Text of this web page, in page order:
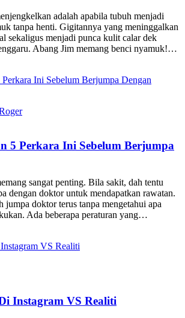
adalah apabila tubuh menjadi
tanpa henti. Gigitannya yang meninggalkan
sekaligus menjadi punca kulit calar dek
Abang Jim memang benci nyamuk!…
5 Perkara Ini Sebelum Berjumpa
sangat penting. Bila sakit, dah tentu
dengan doktor untuk mendapatkan rawatan.
jumpa doktor terus tanpa mengetahui apa
Ada beberapa peraturan yang…
Instagram VS Realiti